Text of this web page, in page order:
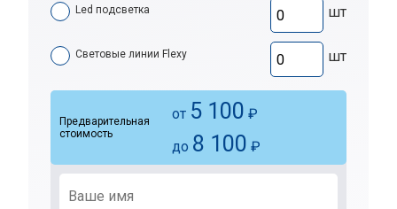
Led подсветка шт
Световые линии Flexy шт
Предварительная
стоимость
от 5 100 ₽
до 8 100 ₽